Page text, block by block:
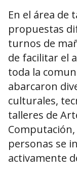
En el área de
propuestas
turnos de
de facilitar el
toda la
abarcaron
culturales,
talleres de
personas se
activamente